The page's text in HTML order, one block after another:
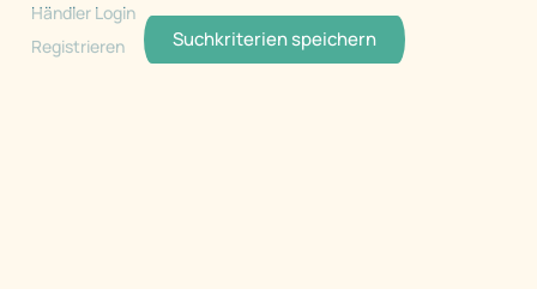
Suchkriterien speichern
Händler Login
Registrieren